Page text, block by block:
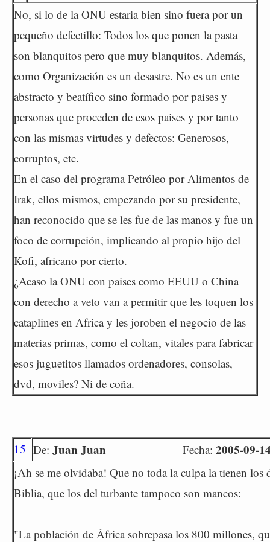
No, si lo de la ONU estaria bien sino fuera por un
pequeño defectillo: Todos los que ponen la pasta
son blanquitos pero que muy blanquitos. Además,
como Organización es un desastre. No es un ente
abstracto y beatífico sino formado por paises y
personas que proceden de esos paises y por tanto
con las mismas virtudes y defectos: Generosos,
corruptos, etc.
En el caso del programa Petróleo por Alimentos de
Irak, ellos mismos, empezando por su presidente,
han reconocido que se les fue de las manos y fue un
foco de corrupción, implicando al propio hijo del
Kofi, africano por cierto.
¿Acaso la ONU con paises como EEUU o China
con derecho a veto van a permitir que les toquen los
cataplines en Africa y les joroben el negocio de las
materias primas, como el coltan, vitales para fabricar
esos juguetitos llamados ordenadores, consolas,
dvd, moviles? Ni de coña.
15 De: Juan Juan Fecha: 2005-09-
¡Ah se me olvidaba! Que no toda la culpa la tienen los
Biblia, que los del turbante tampoco son mancos:
"La población de África sobrepasa los 800 millones,